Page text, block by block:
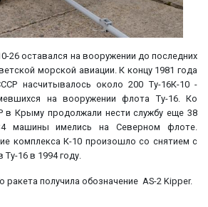
26 оставался на вооружении до последних
морской авиации. К концу 1981 года
насчитывалось около 200 Ту-16К-10 -
на вооружении флота Ту-16. Ко
в Крыму продолжали нести службу еще 38
машины имелись на Северном флоте.
комплекса К-10 произошло со снятием с
16 в 1994 году.
ракета получила обозначение AS-2 Kipper.